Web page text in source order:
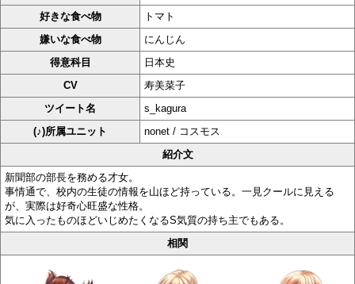
好きな食べ物
トマト
嫌いな食べ物
にんじん
得意科目
日本史
CV
寿美菜子
ツイート名
s_kagura
(♪)所属ユニット
nonet / コスモス
紹介文
新聞部の部長を務める才女。
事情通で、校内の生徒の情報を山ほど持っている。一見クールに見える
が、実際は好奇心旺盛な性格。
気に入ったものほどいじめたくなるS気質の持ち主でもある。
相関